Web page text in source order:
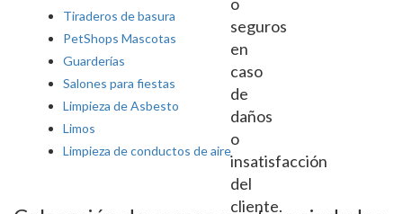
seguros
en
caso
de
daños
o
insatisfacción
del
cliente.
Tiraderos de basura
PetShops Mascotas
Guarderías
Salones para fiestas
Limpieza de Asbesto
Limos
Limpieza de conductos de aire